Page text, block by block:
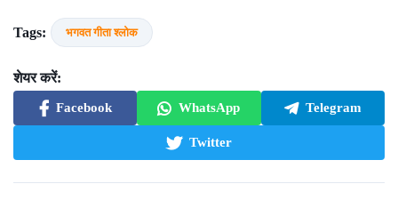
Tags: भगवत गीता श्लोक
शेयर करें:
Facebook WhatsApp Telegram
Twitter